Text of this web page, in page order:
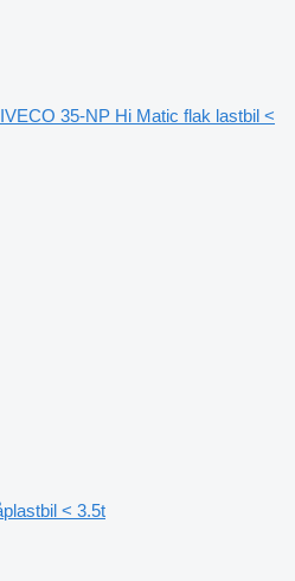
IVECO 35-NP Hi Matic flak lastbil <